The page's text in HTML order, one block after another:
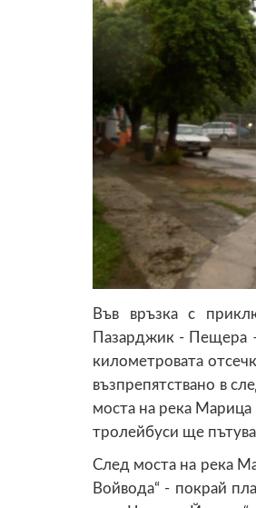
Във връзка с
Пазарджик - Пещера
километровата
възпрепятствано в
моста на река Марица
тролейбуси ще
След моста на река
Войвода“ - покрай